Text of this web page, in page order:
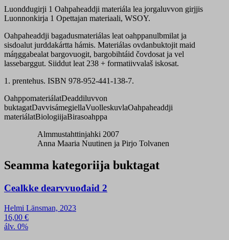
Luonddugirji 1 Oahpaheaddji materiála lea jorgaluvvon girjjis
Luonnonkirja 1 Opettajan materiaali, WSOY.
Oahpaheaddji bagadusmateriálas leat oahppanulbmilat ja
sisdoalut jurddakártta hámis. Materiálas ovdanbuktojit maid
máŋggabealat bargovuogit, bargobihtáid čovdosat ja vel
lassebarggut. Siiddut leat 238 + formatiivvalaš iskosat.
1. prentehus. ISBN 978-952-441-138-7.
OahppomateriálatDeaddiluvvon
buktagatDavvisámegiellaVuolleskuvlaOahpaheaddji
materiálatBiologiijaBirasoahppa
Almmustahttinjahki 2007
Anna Maaria Nuutinen ja Pirjo Tolvanen
Seamma kategoriija buktagat
Cealkke dearvvuođaid 2
Helmi Länsman, 2023
16,00 €
álv. 0%